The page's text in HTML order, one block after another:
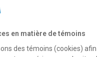
//
en matière de témoins
des témoins (cookies)